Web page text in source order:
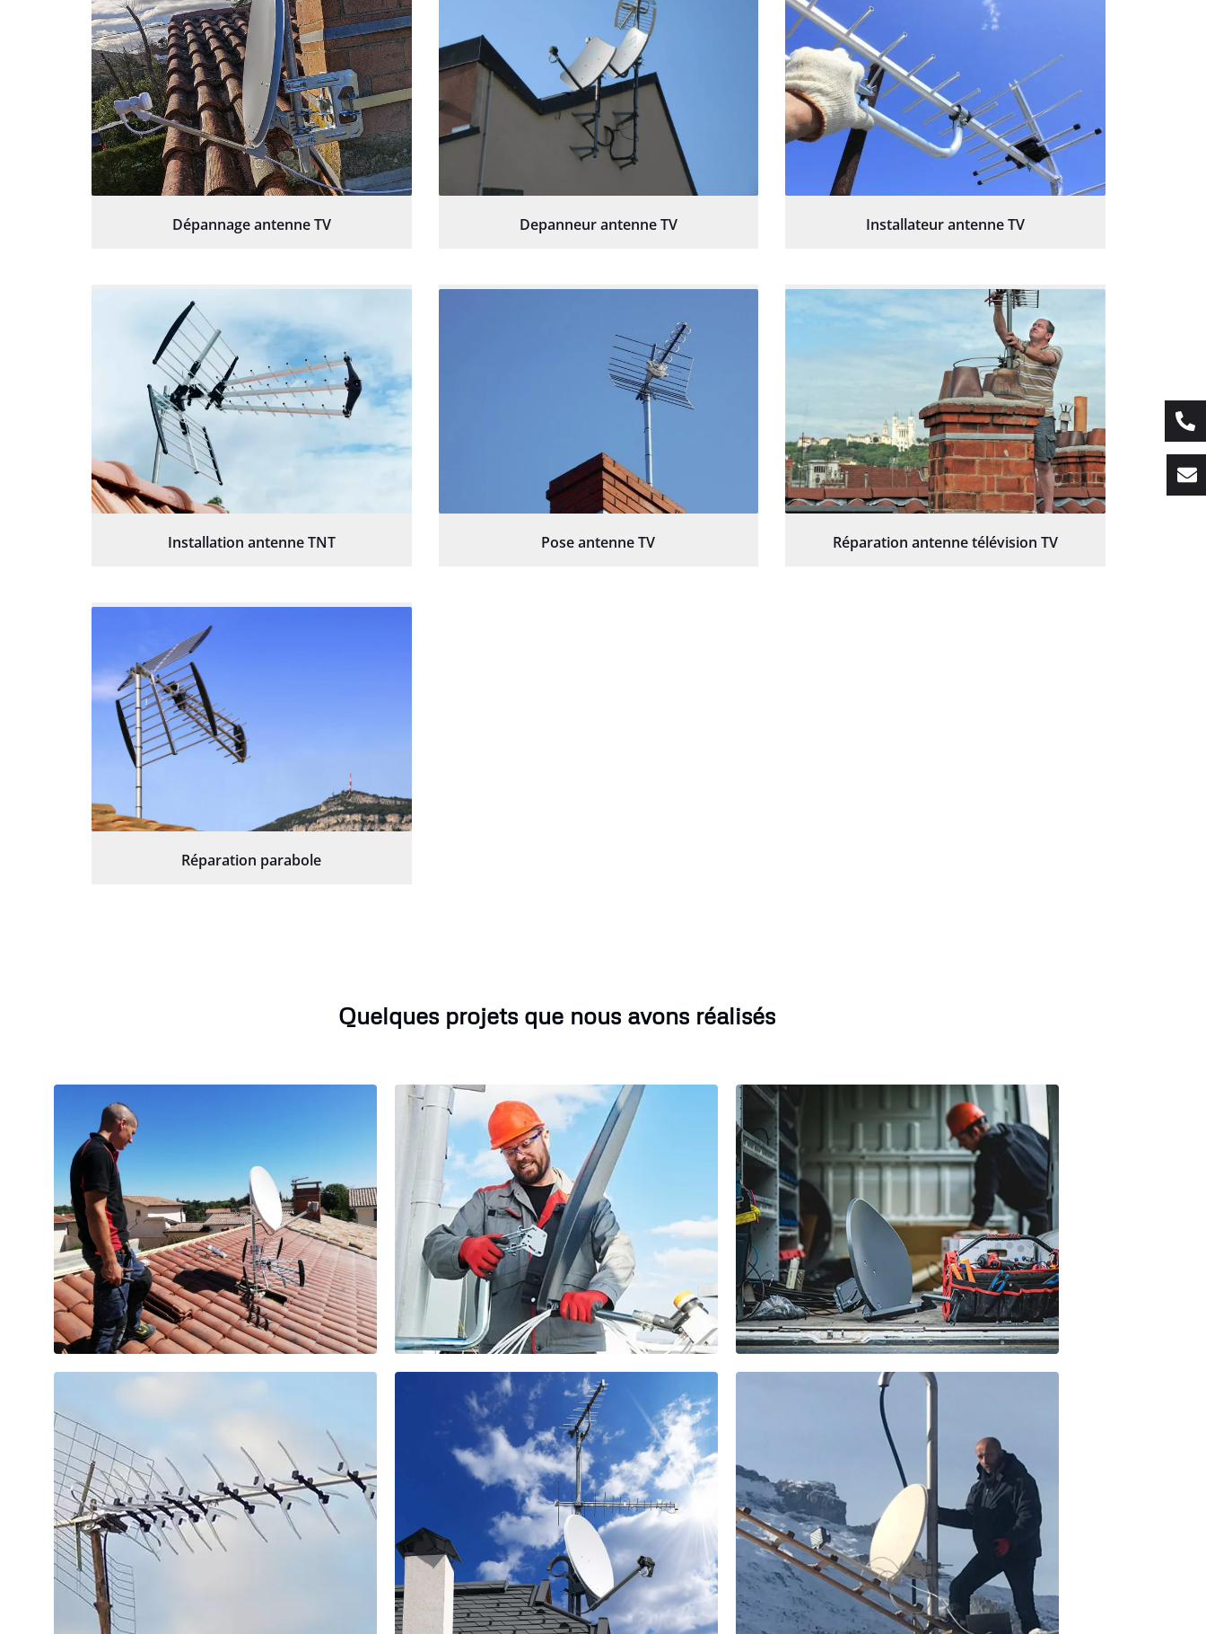
Dépannage antenne TV Depanneur antenne TV Installateur antenne TV
Installation antenne TNT Pose antenne TV Réparation antenne télévision TV
Réparation parabole
Quelques projets que nous avons réalisés